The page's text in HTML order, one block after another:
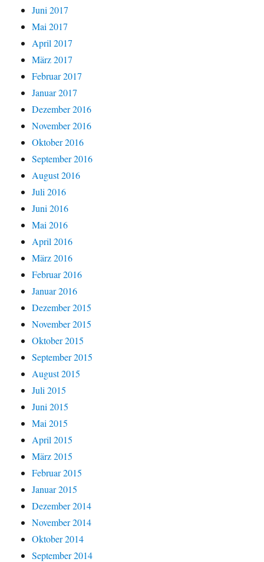
Juni 2017
Mai 2017
April 2017
März 2017
Februar 2017
Januar 2017
Dezember 2016
November 2016
Oktober 2016
September 2016
August 2016
Juli 2016
Juni 2016
Mai 2016
April 2016
März 2016
Februar 2016
Januar 2016
Dezember 2015
November 2015
Oktober 2015
September 2015
August 2015
Juli 2015
Juni 2015
Mai 2015
April 2015
März 2015
Februar 2015
Januar 2015
Dezember 2014
November 2014
Oktober 2014
September 2014